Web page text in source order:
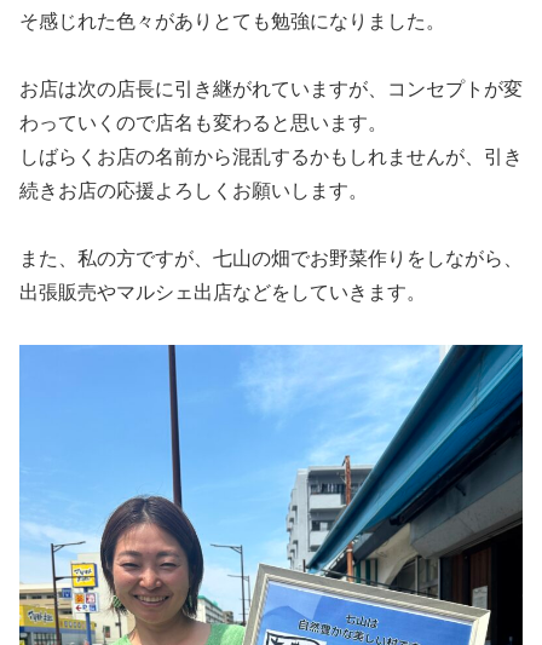
そ感じれた色々がありとても勉強になりました。
お店は次の店長に引き継がれていますが、コンセプトが変
わっていくので店名も変わると思います。
しばらくお店の名前から混乱するかもしれませんが、引き
続きお店の応援よろしくお願いします。
また、私の方ですが、七山の畑でお野菜作りをしながら、
出張販売やマルシェ出店などをしていきます。